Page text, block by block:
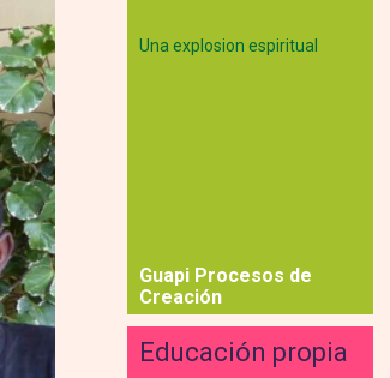
Una explosion espiritual
Guapi Procesos de
Creación
Educación propia